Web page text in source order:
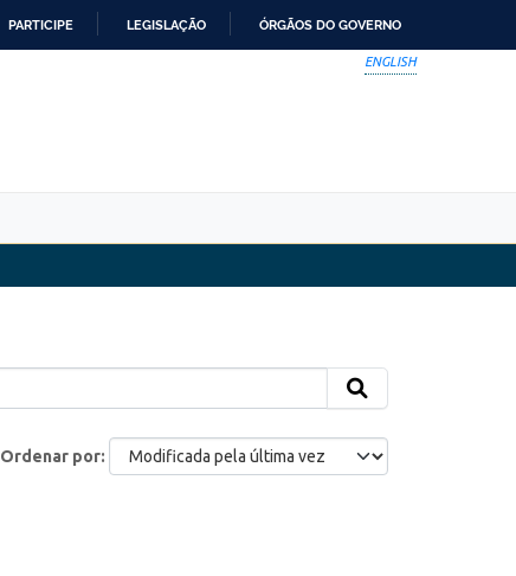
PARTICIPE LEGISLAÇÃO ÓRGÃOS DO GOVERNO
ENGLISH
Ordenar por